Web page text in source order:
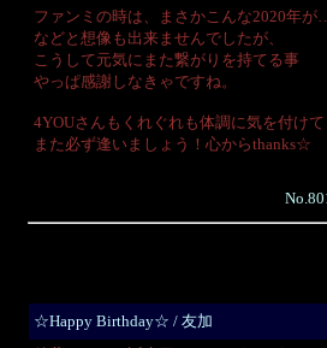
ファンミの時は、まさかこんな2020年が…
などと想像も出来ませんでしたが、
こうして元気にまた繋がりを持てる事
やっぱ感謝しなきゃですね。
4YOUさんもくれぐれも体調に気を付けて
また必ず逢いましょう！心からthanks☆
☆Happy Birthday☆ / 友加